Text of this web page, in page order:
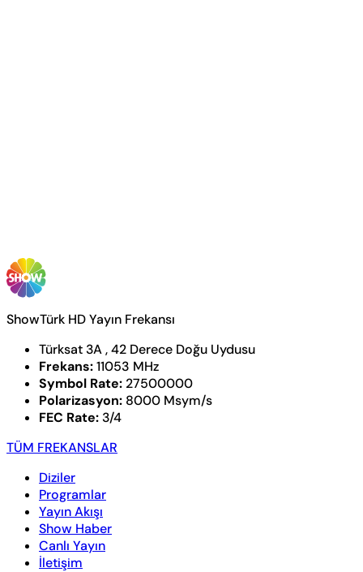
ShowTürk HD Yayın Frekansı
Türksat 3A , 42 Derece Doğu Uydusu
Frekans:11053 MHz
Symbol Rate: 27500000
Polarizasyon: 8000 Msym/s
FEC Rate: 3/4
TÜM FREKANSLAR
Diziler
Programlar
Yayın Akışı
Show Haber
Canlı Yayın
İletişim